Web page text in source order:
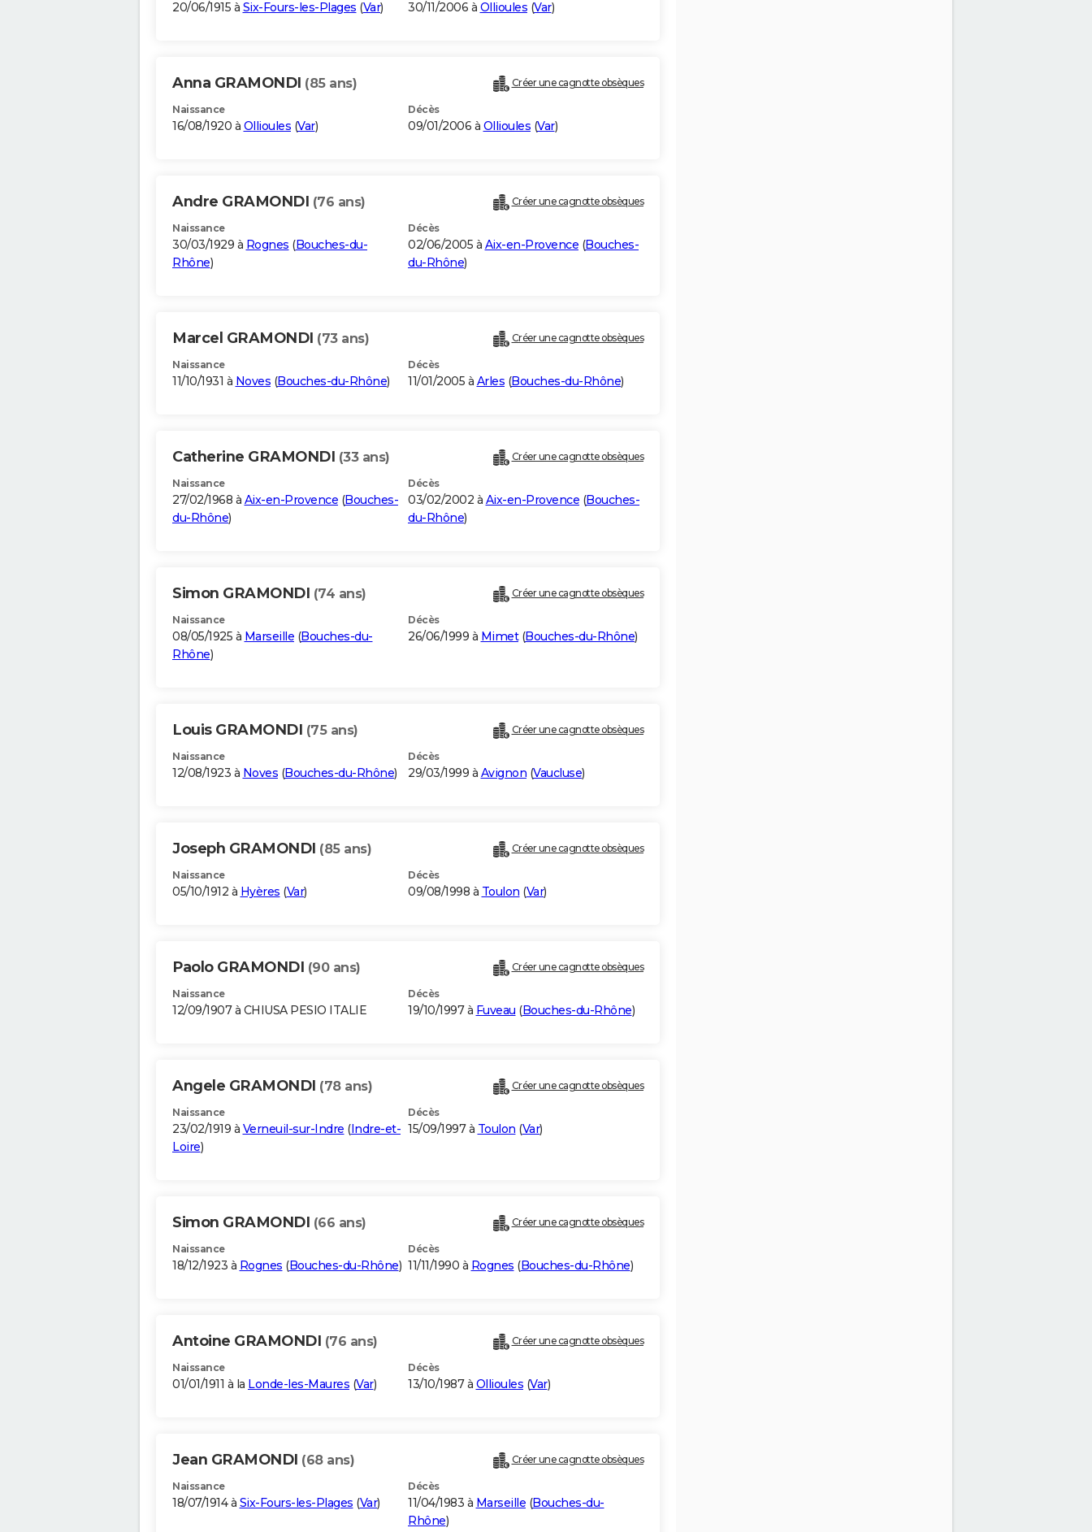
20/06/1915 à Six-Fours-les-Plages (Var) 30/11/2006 à Ollioules (Var)
Anna GRAMONDI (85 ans) Créer une cagnotte obsèques
Naissance
16/08/1920 à Ollioules (Var)
Décès
09/01/2006 à Ollioules (Var)
Andre GRAMONDI (76 ans) Créer une cagnotte obsèques
Naissance
30/03/1929 à Rognes (Bouches-du-
Rhône)
Décès
02/06/2005 à Aix-en-Provence (Bouches-
du-Rhône)
Marcel GRAMONDI (73 ans) Créer une cagnotte obsèques
Naissance
11/10/1931 à Noves (Bouches-du-Rhône)
Décès
11/01/2005 à Arles (Bouches-du-Rhône)
Catherine GRAMONDI (33 ans) Créer une cagnotte obsèques
Naissance
27/02/1968 à Aix-en-Provence (Bouches-
du-Rhône)
Décès
03/02/2002 à Aix-en-Provence (Bouches-
du-Rhône)
Simon GRAMONDI (74 ans) Créer une cagnotte obsèques
Naissance
08/05/1925 à Marseille (Bouches-du-
Rhône)
Décès
26/06/1999 à Mimet(Bouches-du-Rhône)
Louis GRAMONDI (75 ans) Créer une cagnotte obsèques
Naissance
12/08/1923 à Noves (Bouches-du-Rhône)
Décès
29/03/1999 à Avignon (Vaucluse)
Joseph GRAMONDI (85 ans) Créer une cagnotte obsèques
Naissance
05/10/1912 à Hyères (Var)
Décès
09/08/1998 à Toulon (Var)
Paolo GRAMONDI (90 ans) Créer une cagnotte obsèques
Naissance
12/09/1907 à CHIUSA PESIO ITALIE
Décès
19/10/1997 à Fuveau (Bouches-du-Rhône)
Angele GRAMONDI (78 ans) Créer une cagnotte obsèques
Naissance
23/02/1919 à Verneuil-sur-Indre (Indre-et-
Loire)
Décès
15/09/1997 à Toulon (Var)
Simon GRAMONDI (66 ans) Créer une cagnotte obsèques
Naissance
18/12/1923 à Rognes (Bouches-du-Rhône)
Décès
11/11/1990 à Rognes (Bouches-du-Rhône)
Antoine GRAMONDI (76 ans) Créer une cagnotte obsèques
Naissance
01/01/1911 à la Londe-les-Maures (Var)
Décès
13/10/1987 à Ollioules (Var)
Jean GRAMONDI (68 ans) Créer une cagnotte obsèques
Naissance
18/07/1914 à Six-Fours-les-Plages (Var)
Décès
11/04/1983 à Marseille (Bouches-du-
Rhône)